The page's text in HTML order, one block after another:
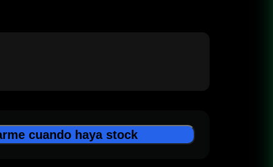
cuando haya stock